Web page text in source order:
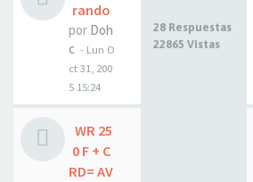
rando
por Doh
c - Lun O
ct 31, 200
5 15:24
28 Respuestas
22865 Vistas
WR 25
0 F + C
RD= AV